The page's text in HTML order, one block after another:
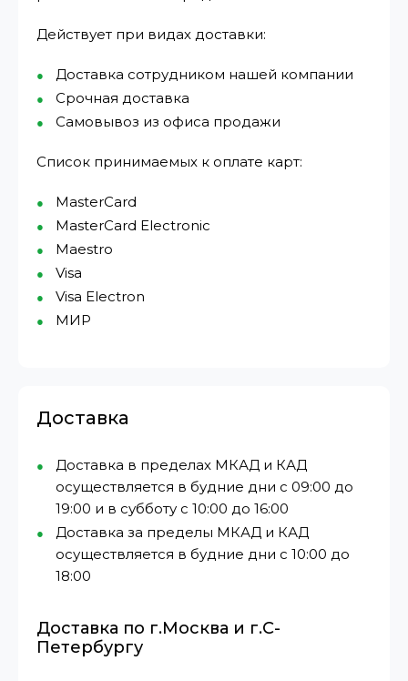
Действует при видах доставки:
Доставка сотрудником нашей компании
Срочная доставка
Самовывоз из офиса продажи
Список принимаемых к оплате карт:
MasterCard
MasterCard Electronic
Maestro
Visa
Visa Electron
МИР⁠
Доставка
Доставка в пределах МКАД и КАД
осуществляется в будние дни с 09:00 до
19:00 и в субботу с 10:00 до 16:00
Доставка за пределы МКАД и КАД
осуществляется в будние дни с 10:00 до
18:00
Доставка по г.Москва и г.С-
Петербургу